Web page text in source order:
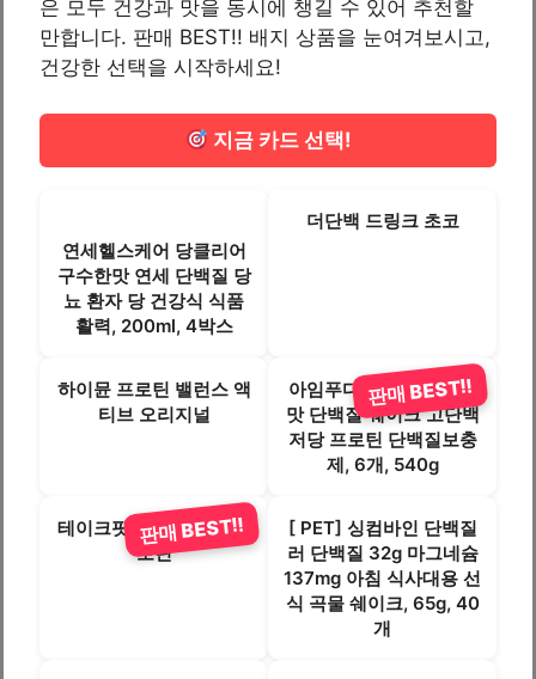
은 모두 건강과 맛을 동시에 챙길 수 있어 추천할
만합니다. 판매 BEST!! 배지 상품을 눈여겨보시고,
건강한 선택을 시작하세요!
지금 카드 선택!
연세헬스케어 당클리어
구수한맛 연세 단백질 당
뇨 환자 당 건강식 식품
활력, 200ml, 4박스
더단백 드링크 초코
하이뮨 프로틴 밸런스 액
티브 오리지널
아임푸디 맛있는 흑임자
맛 단백질 쉐이크 고단백
저당 프로틴 단백질보충
제, 6개, 540g
판매 BEST!!
테이크핏 맥스 초코맛 프
로틴
판매 BEST!!
[ PET] 싱컴바인 단백질
러 단백질 32g 마그네슘
137mg 아침 식사대용 선
식 곡물 쉐이크, 65g, 40
개